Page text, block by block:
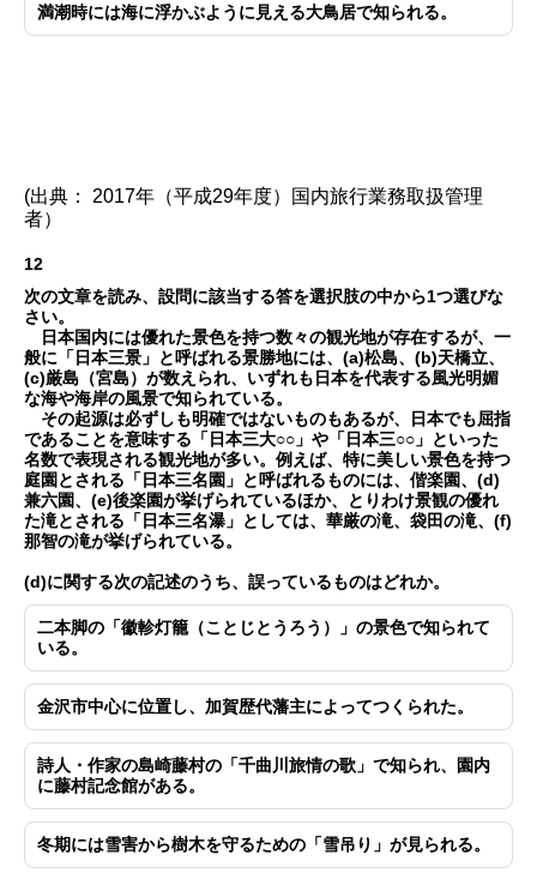
満潮時には海に浮かぶように見える大鳥居で知られる。
(出典： 2017年（平成29年度）国内旅行業務取扱管理
者）
12
次の文章を読み、設問に該当する答を選択肢の中から1つ選びな
さい。
日本国内には優れた景色を持つ数々の観光地が存在するが、一
般に「日本三景」と呼ばれる景勝地には、(a)松島、(b)天橋立、
(c)厳島（宮島）が数えられ、いずれも日本を代表する風光明媚
な海や海岸の風景で知られている。
その起源は必ずしも明確ではないものもあるが、日本でも屈指
であることを意味する「日本三大○○」や「日本三○○」といった
名数で表現される観光地が多い。例えば、特に美しい景色を持つ
庭園とされる「日本三名園」と呼ばれるものには、偕楽園、(d)
兼六園、(e)後楽園が挙げられているほか、とりわけ景観の優れ
た滝とされる「日本三名瀑」としては、華厳の滝、袋田の滝、(f)
那智の滝が挙げられている。
(d)に関する次の記述のうち、誤っているものはどれか。
二本脚の「徽軫灯籠（ことじとうろう）」の景色で知られて
いる。
金沢市中心に位置し、加賀歴代藩主によってつくられた。
詩人・作家の島崎藤村の「千曲川旅情の歌」で知られ、園内
に藤村記念館がある。
冬期には雪害から樹木を守るための「雪吊り」が見られる。